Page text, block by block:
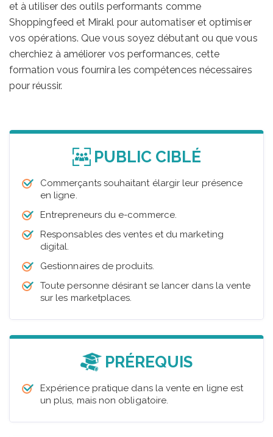
et à utiliser des outils performants comme
Shoppingfeed et Mirakl pour automatiser et optimiser
vos opérations. Que vous soyez débutant ou que vous
cherchiez à améliorer vos performances, cette
formation vous fournira les compétences nécessaires
pour réussir.
PUBLIC CIBLÉ
Commerçants souhaitant élargir leur présence
en ligne.
Entrepreneurs du e-commerce.
Responsables des ventes et du marketing
digital.
Gestionnaires de produits.
Toute personne désirant se lancer dans la vente
sur les marketplaces.
PRÉREQUIS
Expérience pratique dans la vente en ligne est
un plus, mais non obligatoire.